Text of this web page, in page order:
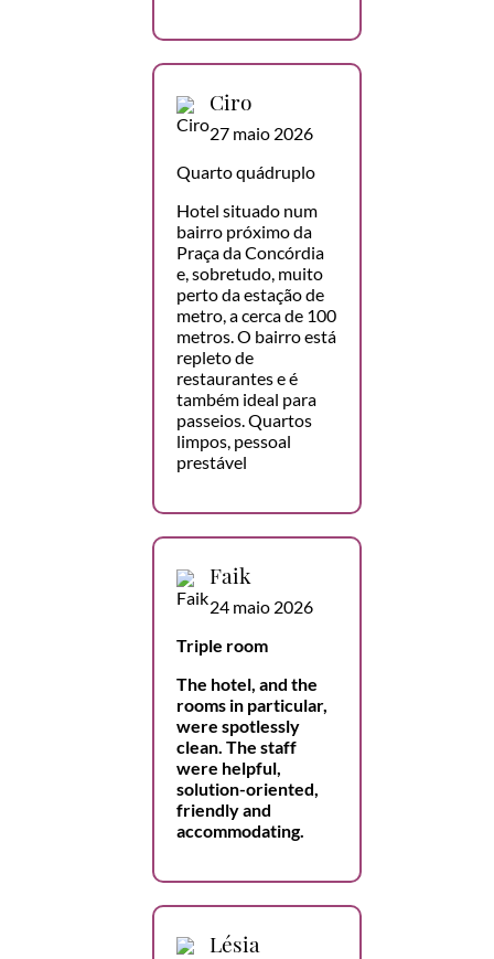
Ciro
27 maio 2026
Quarto quádruplo
Hotel situado num
bairro próximo da
Praça da Concórdia
e, sobretudo, muito
perto da estação de
metro, a cerca de 100
metros. O bairro está
repleto de
restaurantes e é
também ideal para
passeios. Quartos
limpos, pessoal
prestável
Faik
24 maio 2026
Triple room
The hotel, and the
rooms in particular,
were spotlessly
clean. The staff
were helpful,
solution-oriented,
friendly and
accommodating.
Lésia